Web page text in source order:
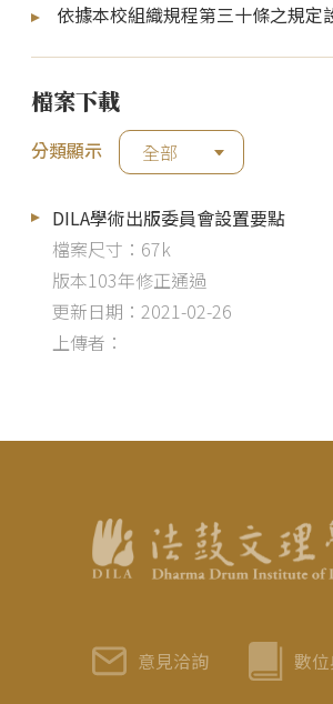
依據本校組織規程第三十條之規定
檔案下載
分類顯示 全部
DILA學術出版委員會設置要點
檔案尺寸：67k
版本103年修正通過
更新日期：2021-02-26
上傳者：
意見洽詢 數